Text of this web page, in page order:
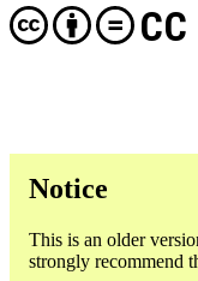
Notice
This is an older
strongly recommend